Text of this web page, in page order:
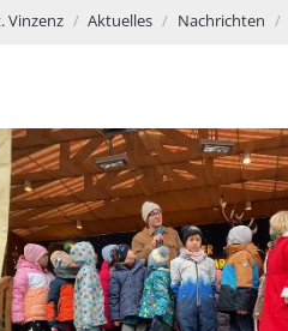
Vinzenz Aktuelles Nachrichten